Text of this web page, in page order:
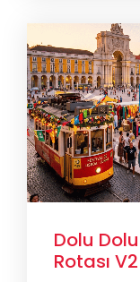
Dolu
Rotası V2